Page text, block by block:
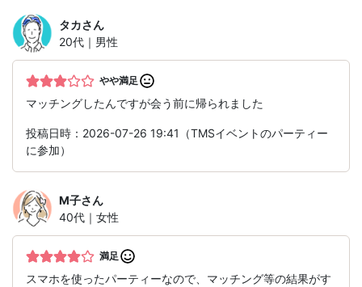
タカさん
20代｜男性
やや満足
マッチングしたんですが会う前に帰られました
投稿日時：2026-07-26 19:41（TMSイベントのパーティー
に参加）
M子さん
40代｜女性
満足
スマホを使ったパーティーなので、マッチング等の結果がす